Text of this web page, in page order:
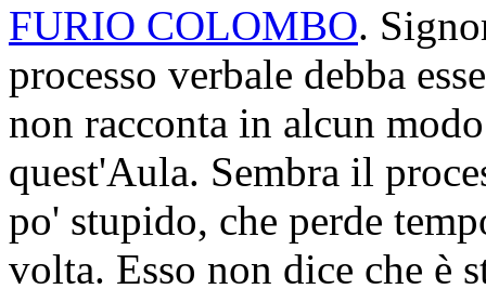
FURIO COLOMBO.
processo verbale debba
non racconta in alcun
quest'Aula. Sembra il
po' stupido, che perde
volta. Esso non dice che è